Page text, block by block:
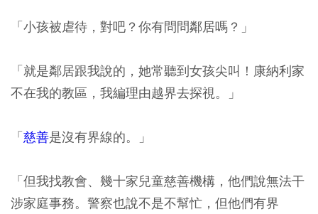
「小孩被虐待，對吧？你有問問鄰居嗎？」
「就是鄰居跟我說的，她常聽到女孩尖叫！康納利家
不在我的教區，我編理由越界去探視。」
「慈善是沒有界線的。」
「但我找教會、幾十家兒童慈善機構，他們說無法干
涉家庭事務。警察也說不是不幫忙，但他們有界